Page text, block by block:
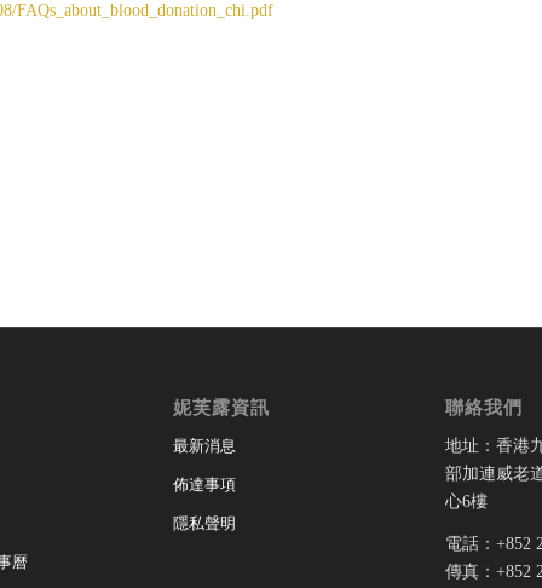
FAQs_about_blood_donation_chi.pdf
曆
妮芙露資訊
最新消息
佈達事項
隱私聲明
聯絡我們
地址：香港
部加連威老
心6樓
電話：+852
傳真：+852